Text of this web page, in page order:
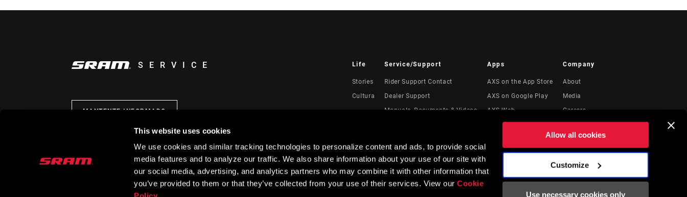
This website uses cookies
We use cookies and similar tracking technologies to personalize content and ads, to provide social
media features and to analyze our traffic. We also share information about your use of our site with
our social media, advertising, and analytics partners who may combine it with other information that
you’ve provided to them or that they’ve collected from your use of their services. View ourCookie
Allow all cookies
Customize
Use necessary cookies only
SERVICE
MANTENTE INFORMADO
Life
Stories
Cultura
Service/Support
Rider Support Contact
Dealer Support
Manuals, Documents & Videos
Registración del producto
Service Direct
Apps
AXS on the App Store
AXS on Google Play
AXS Web
Company
About
Media
Careers
Locations
Recursos Legales